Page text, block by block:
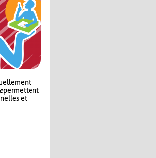
permettent
et